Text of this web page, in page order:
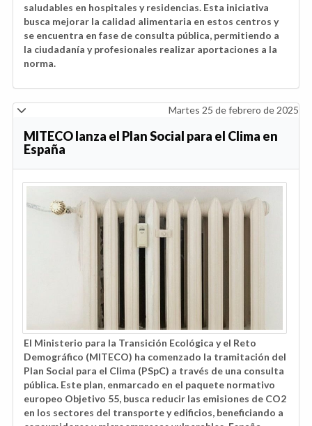
saludables en hospitales y residencias. Esta iniciativa
busca mejorar la calidad alimentaria en estos centros y
se encuentra en fase de consulta pública, permitiendo a
la ciudadanía y profesionales realizar aportaciones a la
norma.
Martes 25 de febrero de 2025
MITECO lanza el Plan Social para el Clima en
España
El Ministerio para la Transición Ecológica y el Reto
Demográfico (MITECO) ha comenzado la tramitación del
Plan Social para el Clima (PSpC) a través de una consulta
pública. Este plan, enmarcado en el paquete normativo
europeo Objetivo 55, busca reducir las emisiones de CO2
en los sectores del transporte y edificios, beneficiando a